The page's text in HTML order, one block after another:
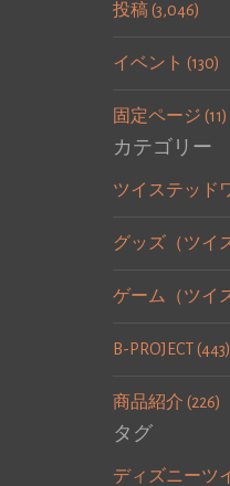
投稿 (3,046)
イベント (130)
固定ページ (11)
カテゴリー
ツイステッド
グッズ（ツイ
ゲーム（ツイ
B-PROJECT (443)
商品紹介 (226)
タグ
ディズニーツ